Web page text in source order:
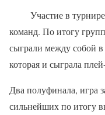
Участие в
команд. По итогу
сыграли между собой в
которая и сыграла
Два полуфинала, игра
сильнейших по